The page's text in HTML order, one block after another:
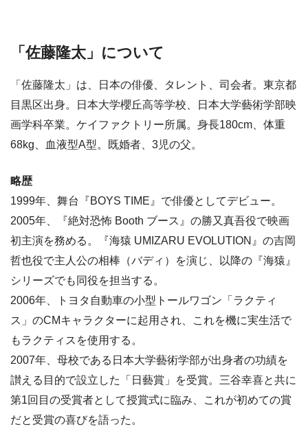
「佐藤隆太」について
「佐藤隆太」は、日本の俳優、タレント、司会者。東京都
目黒区出身。日本大学櫻丘高等学校、日本大学藝術学部映
画学科卒業。ケイファクトリー所属。身長180cm、体重
68kg、血液型A型。既婚者、3児の父。
略歴
1999年、舞台『BOYS TIME』で俳優としてデビュー。
2005年、『絶対恐怖 Booth ブース』の勝又真吾役で映画
初主演を務める。『海猿 UMIZARU EVOLUTION』の吉岡
哲也役で主人公の相棒（バディ）を演じ、以降の『海猿』
シリーズでも同役を担当する。
2006年、トヨタ自動車の小型トールワゴン「ラクティ
ス」のCMキャラクターに起用され、これを機に実生活で
もラクティスを使用する。
2007年、母校である日本大学藝術学部が出身者の功績を
讃える目的で設立した「日藝賞」を受賞。三谷幸喜と共に
第1回目の受賞者として授賞式に臨み、これが初めての賞
だと受賞の喜びを語った。